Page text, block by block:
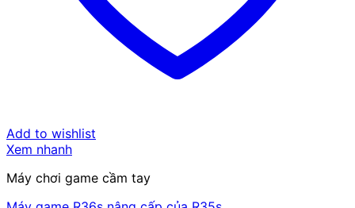
Add to wishlist
Xem nhanh
Máy chơi game cầm tay